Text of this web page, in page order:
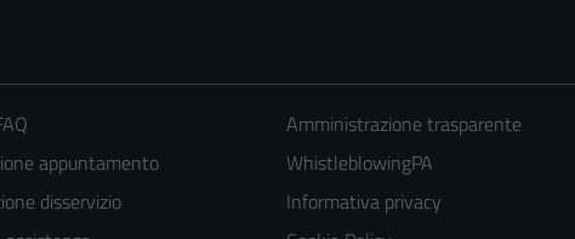
appuntamento
disservizio
Amministrazione trasparente
WhistleblowingPA
Informativa privacy